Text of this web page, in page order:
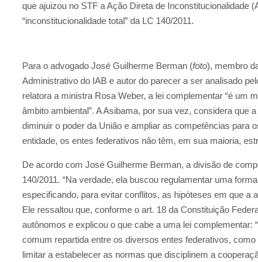
que ajuizou no STF a Ação Direta de Inconstitucionalidade
“inconstitucionalidade total” da LC 140/2011.
Para o advogado José Guilherme Berman (foto), membro
Administrativo do IAB e autor do parecer a ser analisado
relatora a ministra Rosa Weber, a lei complementar “é um
âmbito ambiental”. A Asibama, por sua vez, considera que
diminuir o poder da União e ampliar as competências para
entidade, os entes federativos não têm, em sua maioria,
De acordo com José Guilherme Berman, a divisão de
140/2011. “Na verdade, ela buscou regulamentar uma
especificando, para evitar conflitos, as hipóteses em que a
Ele ressaltou que, conforme o art. 18 da Constituição
autônomos e explicou o que cabe a uma lei
comum repartida entre os diversos entes federativos,
limitar a estabelecer as normas que disciplinem a